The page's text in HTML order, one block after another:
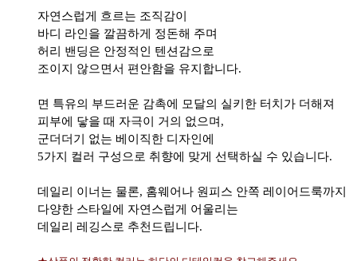
자연스럽게 흐르는 조직감이
바디 라인을 깔끔하게 정돈해 주며
허리 밴딩은 안정적인 텐션감으로
조이지 않으면서 편안함을 유지합니다.
면 특유의 부드러운 감촉에 모달의 실키한 터치가 더해져
피부에 닿을 때 자극이 거의 없으며,
군더더기 없는 베이직한 디자인에
5가지 컬러 구성으로 취향에 맞게 선택하실 수 있습니다.
데일리 이너는 물론, 홈웨어나 원피스 안쪽 레이어드룩까지
다양한 스타일에 자연스럽게 어울리는
데일리 레깅스로 추천드립니다.